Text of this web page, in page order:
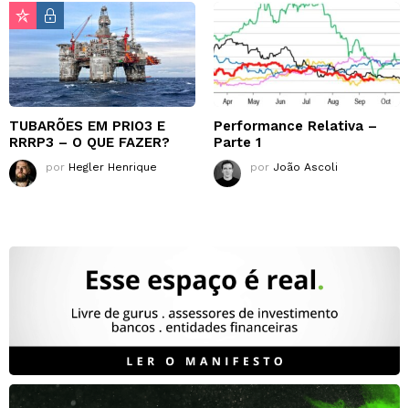
TUBARÕES EM PRIO3 E
RRRP3 – O QUE FAZER?
por Hegler Henrique
Performance Relativa –
Parte 1
por João Ascoli